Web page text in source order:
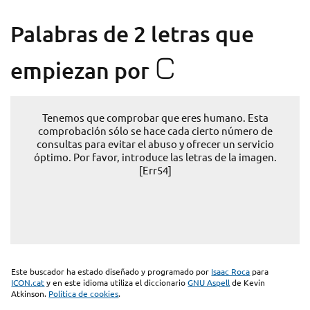
Palabras de 2 letras que
empiezan por C
Tenemos que comprobar que eres humano. Esta
comprobación sólo se hace cada cierto número de
consultas para evitar el abuso y ofrecer un servicio
óptimo. Por favor, introduce las letras de la imagen.
[Err54]
Este buscador ha estado diseñado y programado por Isaac Roca para
ICON.caty en este idioma utiliza el diccionarioGNU Aspellde Kevin
Atkinson. Política de cookies.